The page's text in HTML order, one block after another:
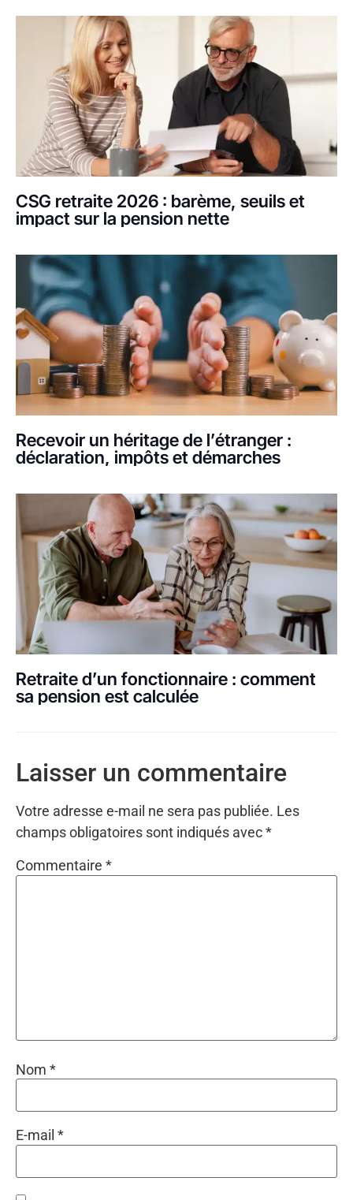
CSG retraite 2026 : barème, seuils et
impact sur la pension nette
Recevoir un héritage de l’étranger :
déclaration, impôts et démarches
Retraite d’un fonctionnaire : comment
sa pension est calculée
Laisser un commentaire
Votre adresse e-mail ne sera pas publiée. Les
champs obligatoires sont indiqués avec*
Commentaire *
Nom *
E-mail *